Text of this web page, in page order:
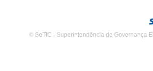
© SeTIC - Superintendência de Governança